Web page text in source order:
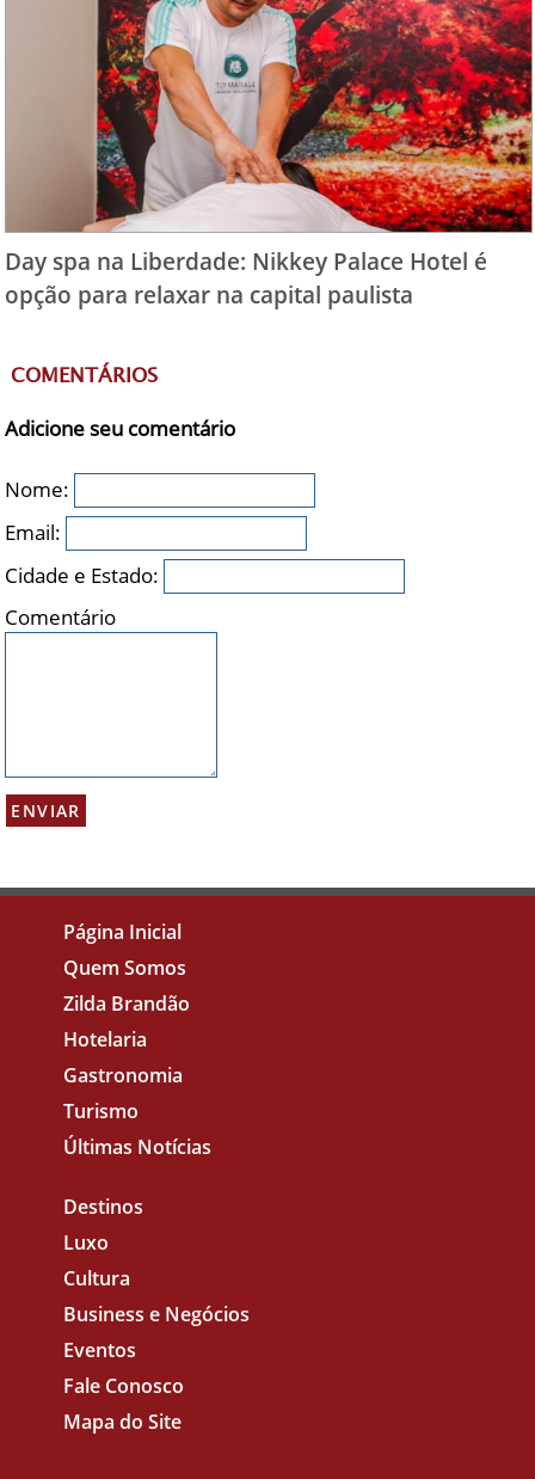
Day spa na Liberdade: Nikkey Palace Hotel é
opção para relaxar na capital paulista
COMENTÁRIOS
Adicione seu comentário
Nome:
Email:
Cidade e Estado:
Comentário
Página Inicial
Quem Somos
Zilda Brandão
Hotelaria
Gastronomia
Turismo
Últimas Notícias
Destinos
Luxo
Cultura
Business e Negócios
Eventos
Fale Conosco
Mapa do Site